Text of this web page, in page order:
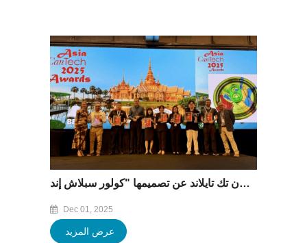
فازت مجموعة باوفينغ بجائزتين رئيسيتين في معرض آسيا كان تك تايلاند عن تصميمها "كولور سبلاش إند".
Dec 01, 2025
عرض المزيد